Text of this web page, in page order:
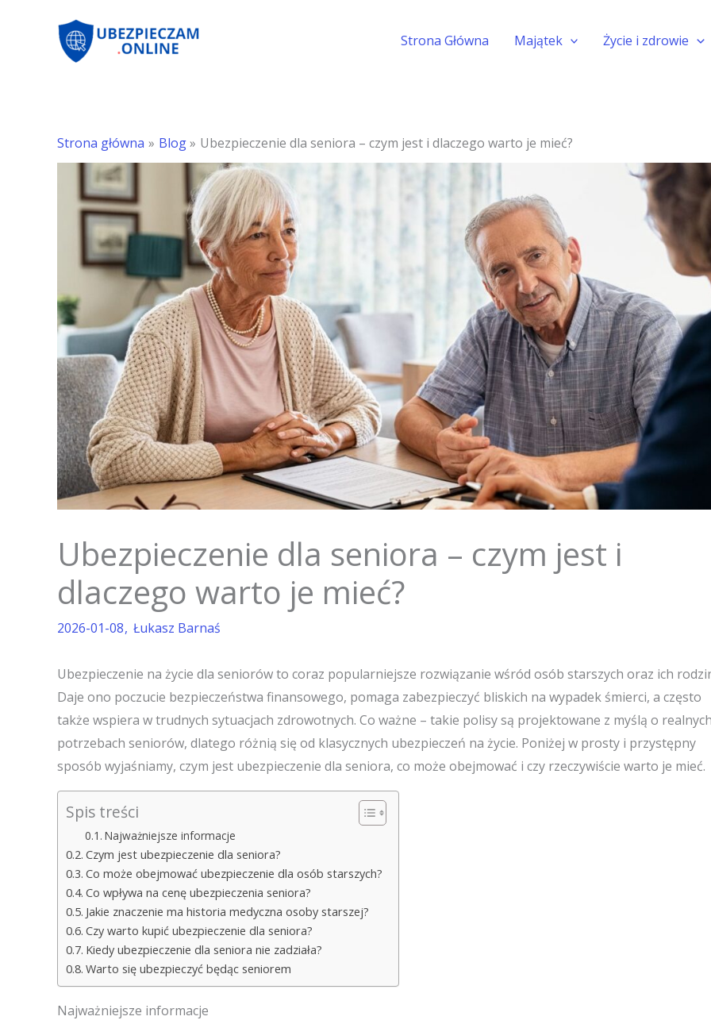
Strona Główna Majątek Życie i zdrowie
Strona główna Blog Ubezpieczenie dla seniora – czym jest i dlaczego warto je mieć?
Ubezpieczenie dla seniora – czym jest i
dlaczego warto je mieć?
2026-01-08 Łukasz Barnaś
Ubezpieczenie na życie dla seniorów to coraz popularniejsze rozwiązanie wśród osób starszych oraz ich
Daje ono poczucie bezpieczeństwa finansowego, pomaga zabezpieczyć bliskich na wypadek śmierci, a często
także wspiera w trudnych sytuacjach zdrowotnych. Co ważne – takie polisy są projektowane z myślą o
potrzebach seniorów, dlatego różnią się od klasycznych ubezpieczeń na życie. Poniżej w prosty i przystępny
sposób wyjaśniamy, czym jest ubezpieczenie dla seniora, co może obejmować i czy rzeczywiście warto je mieć.
Spis treści
Najważniejsze informacje
Czym jest ubezpieczenie dla seniora?
Co może obejmować ubezpieczenie dla osób starszych?
Co wpływa na cenę ubezpieczenia seniora?
Jakie znaczenie ma historia medyczna osoby starszej?
Czy warto kupić ubezpieczenie dla seniora?
Kiedy ubezpieczenie dla seniora nie zadziała?
Warto się ubezpieczyć będąc seniorem
Najważniejsze informacje